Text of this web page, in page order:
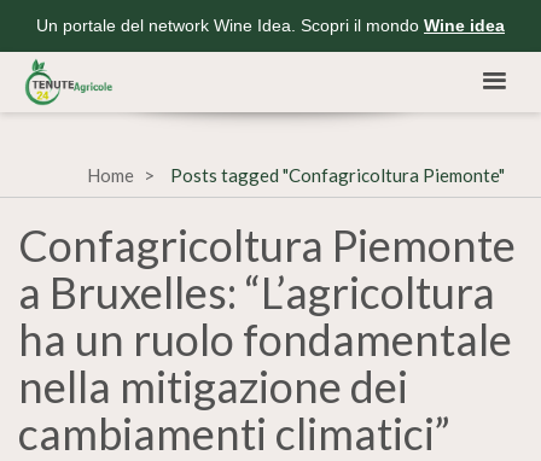
Un portale del network Wine Idea. Scopri il mondo Wine idea
Home Posts tagged "Confagricoltura Piemonte"
Confagricoltura Piemonte
a Bruxelles: “L’agricoltura
ha un ruolo fondamentale
nella mitigazione dei
cambiamenti climatici”